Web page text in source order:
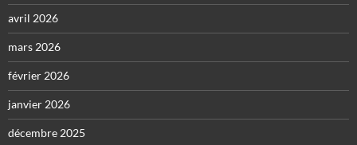
avril 2026
mars 2026
février 2026
janvier 2026
décembre 2025